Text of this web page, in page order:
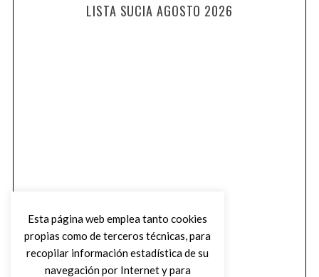
LISTA SUCIA AGOSTO 2026
Esta página web emplea tanto cookies
propias como de terceros técnicas, para
recopilar información estadística de su
navegación por Internet y para